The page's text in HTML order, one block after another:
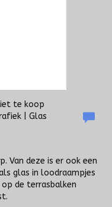
te koop
| Glas
Van deze is er ook een
glas in loodraampjes
de terrasbalken